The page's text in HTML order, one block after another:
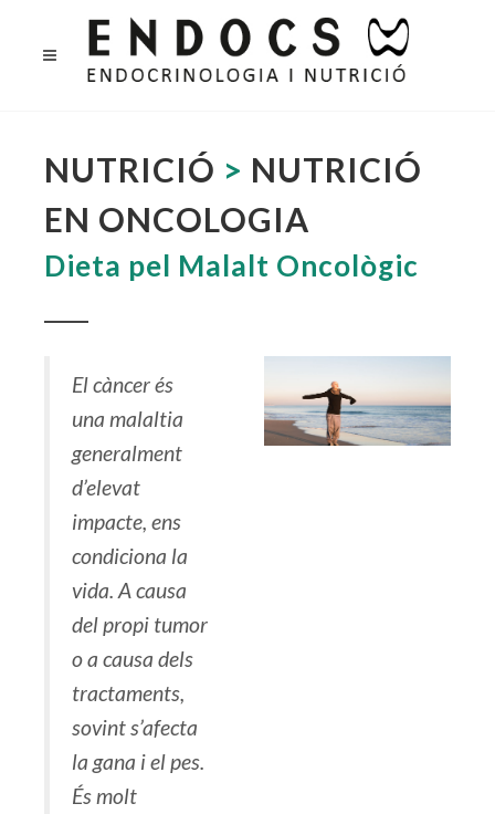
NUTRICIÓ > NUTRICIÓ
EN ONCOLOGIA
Dieta pel Malalt Oncològic
El càncer és
una malaltia
generalment
d’elevat
impacte, ens
condiciona la
vida. A causa
del propi tumor
o a causa dels
tractaments,
sovint s’afecta
la gana i el pes.
És molt